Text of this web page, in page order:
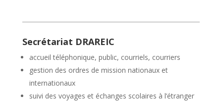
Secrétariat DRAREIC
accueil téléphonique, public, courriels, courriers
gestion des ordres de mission nationaux et
internationaux
suivi des voyages et échanges scolaires à l’étranger